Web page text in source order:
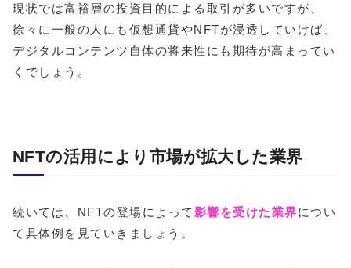
現状では富裕層の投資目的による取引が多いですが、
徐々に一般の人にも仮想通貨やNFTが浸透していけば、
デジタルコンテンツ自体の将来性にも期待が高まってい
くでしょう。
NFTの活用により市場が拡大した業界
続いては、NFTの登場によって 影響を受けた業界につい
て具体例を見ていきましょう。